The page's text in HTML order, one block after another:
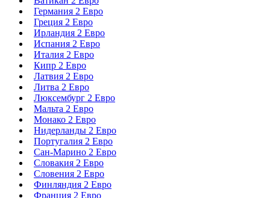
Германия 2 Евро
Греция 2 Евро
Ирландия 2 Евро
Испания 2 Евро
Италия 2 Евро
Кипр 2 Евро
Латвия 2 Евро
Литва 2 Евро
Люксембург 2 Евро
Мальта 2 Евро
Монако 2 Евро
Нидерланды 2 Евро
Португалия 2 Евро
Сан-Марино 2 Евро
Словакия 2 Евро
Словения 2 Евро
Финляндия 2 Евро
Франция 2 Евро